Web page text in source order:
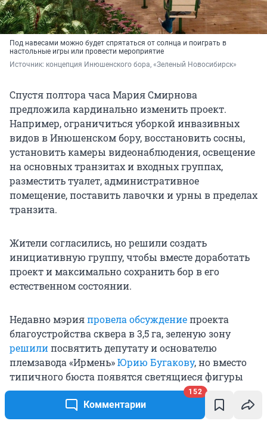
Комментарии
152
Под навесами можно будет спрятаться от солнца и поиграть в
настольные игры или провести мероприятие
Источник: концепция Инюшенского бора, «Зеленый Новосибирск»
Спустя полтора часа Мария Смирнова
предложила кардинально изменить проект.
Например, ограничиться уборкой инвазивных
видов в Инюшенском бору, восстановить сосны,
установить камеры видеонаблюдения, освещение
на основных транзитах и входных группах,
разместить туалет, административное
помещение, поставить лавочки и урны в пределах
транзита.
Жители согласились, но решили создать
инициативную группу, чтобы вместе доработать
проект и максимально сохранить бор в его
естественном состоянии.
Недавно мэрияпровела обсуждениепроекта
благоустройства сквера в 3,5 га, зеленую зону
решилипосвятить депутату и основателю
племзавода «Ирмень»Юрию Бугакову, но вместо
типичного бюста появятся светящиеся фигуры
разноцветных коров и зона отдыха в виде
тетрапака продукции завода.